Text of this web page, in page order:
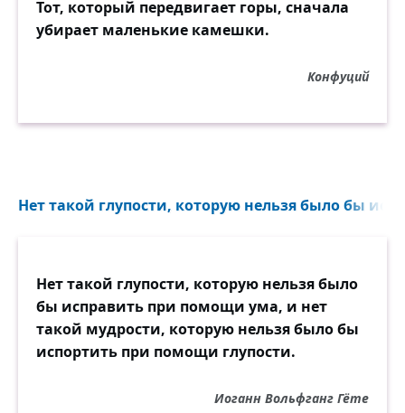
Тот, который передвигает горы, сначала
убирает маленькие камешки.
Конфуций
Нет такой глупости, которую нельзя было бы
Нет такой глупости, которую нельзя было
бы исправить при помощи ума, и нет
такой мудрости, которую нельзя было бы
испортить при помощи глупости.
Иоганн Вольфганг Гёте